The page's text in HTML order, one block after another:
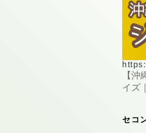
【
イズ
セコ